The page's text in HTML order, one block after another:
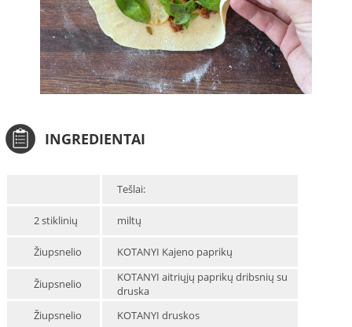
INGREDIENTAI
Tešlai:
2 stiklinių miltų
Žiupsnelio KOTANYI Kajeno paprikų
Žiupsnelio
KOTANYI aitriųjų paprikų dribsnių su
druska
Žiupsnelio
KOTANYI druskos